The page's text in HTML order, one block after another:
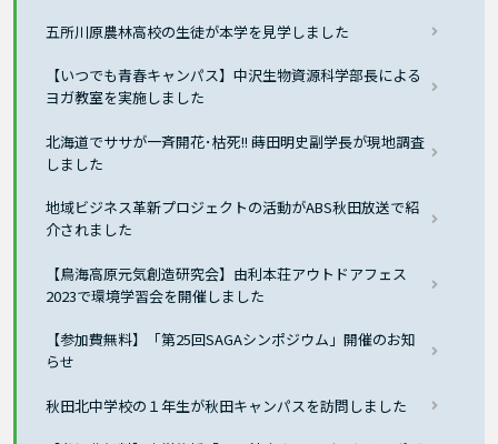
五所川原農林高校の生徒が本学を見学しました
【いつでも青春キャンパス】中沢生物資源科学部長による
ヨガ教室を実施しました
北海道でササが一斉開花･枯死!! 蒔田明史副学長が現地調査
しました
地域ビジネス革新プロジェクトの活動がABS秋田放送で紹
介されました
【鳥海高原元気創造研究会】由利本荘アウトドアフェス
2023で環境学習会を開催しました
【参加費無料】「第25回SAGAシンポジウム」開催のお知
らせ
秋田北中学校の１年生が秋田キャンパスを訪問しました